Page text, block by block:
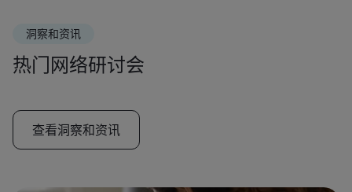
洞察和资讯
热门网络研讨会
查看洞察和资讯